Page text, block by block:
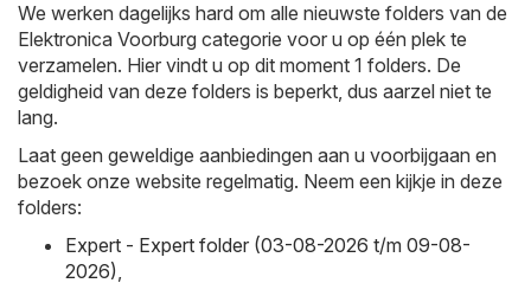
We werken dagelijks hard om alle nieuwste folders van de
Elektronica Voorburg categorie voor u op één plek te
verzamelen. Hier vindt u op dit moment 1 folders. De
geldigheid van deze folders is beperkt, dus aarzel niet te
lang.
Laat geen geweldige aanbiedingen aan u voorbijgaan en
bezoek onze website regelmatig. Neem een kijkje in deze
folders:
Expert - Expert folder (03-08-2026 t/m 09-08-
2026),